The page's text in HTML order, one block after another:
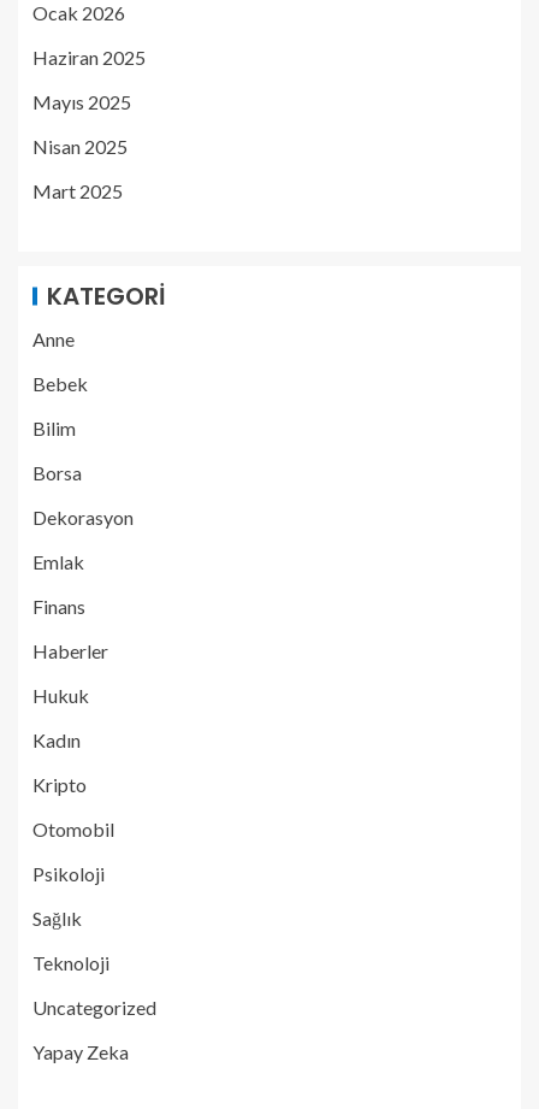
Ocak 2026
Haziran 2025
Mayıs 2025
Nisan 2025
Mart 2025
KATEGORI
Anne
Bebek
Bilim
Borsa
Dekorasyon
Emlak
Finans
Haberler
Hukuk
Kadın
Kripto
Otomobil
Psikoloji
Sağlık
Teknoloji
Uncategorized
Yapay Zeka